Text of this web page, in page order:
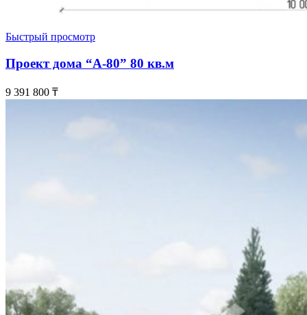
Быстрый просмотр
Проект дома “А-80” 80 кв.м
9 391 800 ₸